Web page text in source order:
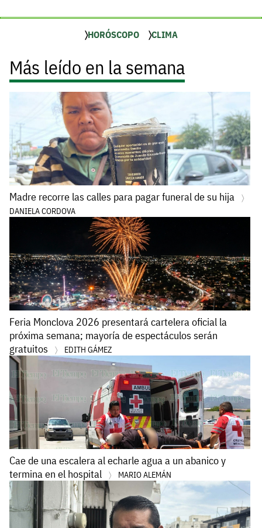
HORÓSCOPO CLIMA
Más leído en la semana
Madre recorre las calles para pagar funeral de su hija
DANIELA CORDOVA
Feria Monclova 2026 presentará cartelera oficial la
próxima semana; mayoría de espectáculos serán
gratuitos
EDITH GÁMEZ
Cae de una escalera al echarle agua a un abanico y
termina en el hospital
MARIO ALEMÁN